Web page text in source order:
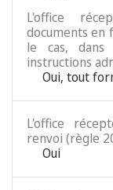
L'office
documents en
le cas, dans
instructions
Oui, tout
L'office
renvoi (règle
Oui